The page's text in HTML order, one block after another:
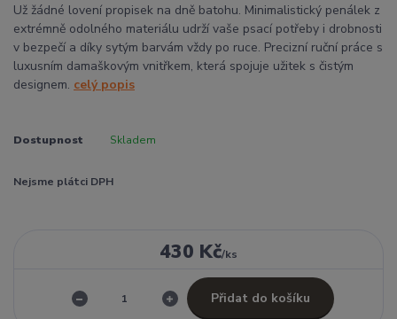
Už žádné lovení propisek na dně batohu. Minimalistický penálek z
extrémně odolného materiálu udrží vaše psací potřeby i drobnosti
v bezpečí a díky sytým barvám vždy po ruce. Precizní ruční práce s
luxusním damaškovým vnitřkem, která spojuje užitek s čistým
designem. celý popis
Dostupnost Skladem
Nejsme plátci DPH
430 Kč/ks
Přidat do košíku